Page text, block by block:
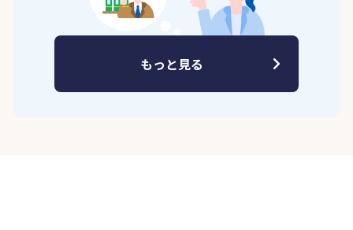
もっと見る